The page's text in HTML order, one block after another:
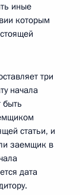
иные
которым
три
начала
быть
статьи, и
заемщик в
дата